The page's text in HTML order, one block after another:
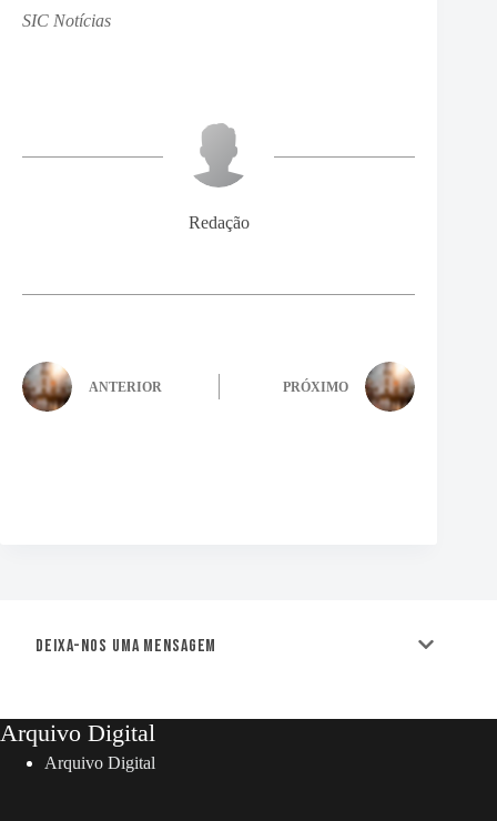
SIC Notícias
Redação
ANTERIOR PRÓXIMO
Deixa-nos uma mensagem
Arquivo Digital
Arquivo Digital